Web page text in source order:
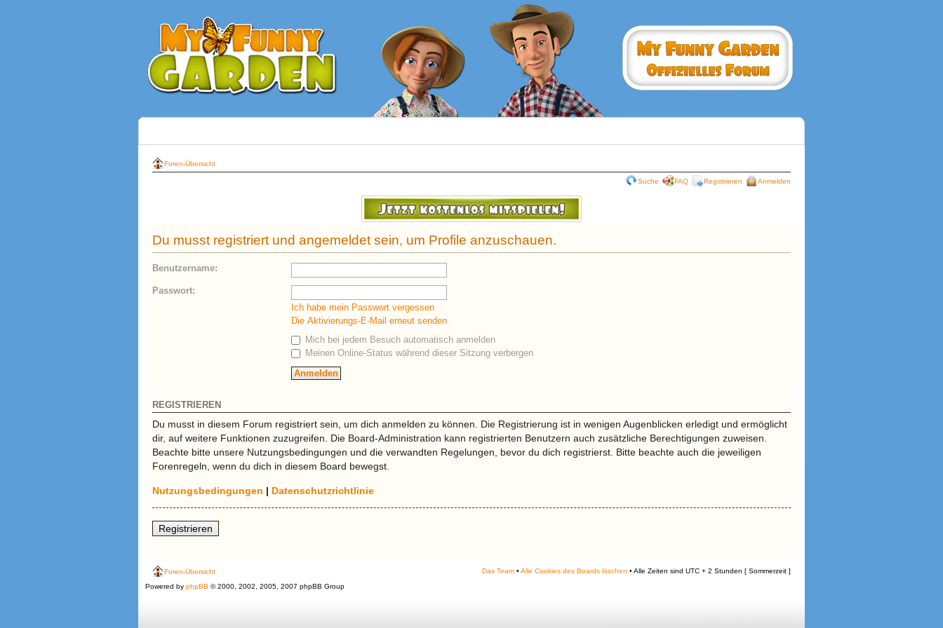
Foren-Übersicht
Suche FAQ Registrieren Anmelden
Du musst registriert und angemeldet sein, um Profile anzuschauen.
Benutzername:
Passwort:
Ich habe mein Passwort vergessen
Die Aktivierungs-E-Mail erneut senden
Mich bei jedem Besuch automatisch anmelden
Meinen Online-Status während dieser Sitzung verbergen
REGISTRIEREN
Du musst in diesem Forum registriert sein, um dich anmelden zu können. Die Registrierung ist in wenigen Augenblicken erledigt und ermöglicht
dir, auf weitere Funktionen zuzugreifen. Die Board-Administration kann registrierten Benutzern auch zusätzliche Berechtigungen zuweisen.
Beachte bitte unsere Nutzungsbedingungen und die verwandten Regelungen, bevor du dich registrierst. Bitte beachte auch die jeweiligen
Forenregeln, wenn du dich in diesem Board bewegst.
Nutzungsbedingungen | Datenschutzrichtlinie
Registrieren
Foren-Übersicht Das Team • Alle Cookies des Boards löschen • Alle Zeiten sind UTC + 2 Stunden [ Sommerzeit ]
Powered by phpBB © 2000, 2002, 2005, 2007 phpBB Group